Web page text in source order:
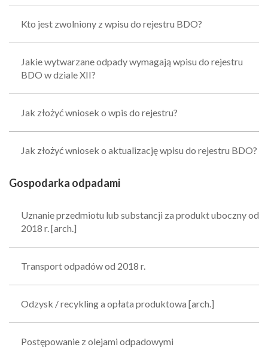
Kto jest zwolniony z wpisu do rejestru BDO?
Jakie wytwarzane odpady wymagają wpisu do rejestru
BDO w dziale XII?
Jak złożyć wniosek o wpis do rejestru?
Jak złożyć wniosek o aktualizację wpisu do rejestru BDO?
Gospodarka odpadami
Uznanie przedmiotu lub substancji za produkt uboczny od
2018 r. [arch.]
Transport odpadów od 2018 r.
Odzysk / recykling a opłata produktowa [arch.]
Postępowanie z olejami odpadowymi